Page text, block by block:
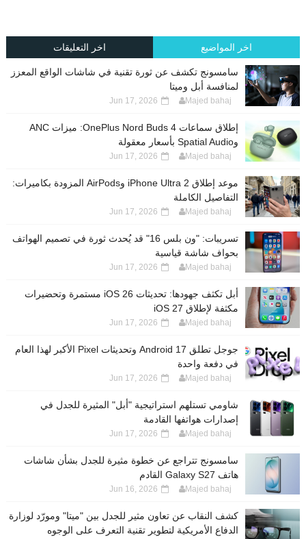
اخر المواضيع اخر التعليقات
سامسونج تكشف عن ثورة تقنية في شاشات الواقع المعزز
لمنافسة أبل وميتا
Majed bahaj
Jun 17, 2026
إطلاق سماعات OnePlus Nord Buds 4: ميزات ANC
وSpatial Audio بأسعار معقولة
Majed bahaj
Jun 17, 2026
موعد إطلاق iPhone Ultra 2 وAirPods المزودة بكاميرات:
التفاصيل الكاملة
Majed bahaj
Jun 17, 2026
تسريبات: "ون بلس 16" قد يُحدث ثورة في تصميم الهواتف
بحواف شاشة قياسية
Majed bahaj
Jun 17, 2026
أبل تكثف جهودها: تحديثات iOS 26 مستمرة وتحضيرات
مكثفة لإطلاق iOS 27
Majed bahaj
Jun 17, 2026
جوجل تطلق Android 17 وتحديثات Pixel الأكبر لهذا العام
في دفعة واحدة
Majed bahaj
Jun 17, 2026
شاومي تستلهم استراتيجية "أبل" المثيرة للجدل في
إصدارات هواتفها القادمة
Majed bahaj
Jun 17, 2026
سامسونج تتراجع عن خطوة مثيرة للجدل بشأن شاشات
هاتف Galaxy S27 القادم
Majed bahaj
Jun 16, 2026
كشف النقاب عن تعاون مثير للجدل بين "ميتا" ومورّد لوزارة
الدفاع الأمريكية لتطوير تقنية التعرف على الوجوه